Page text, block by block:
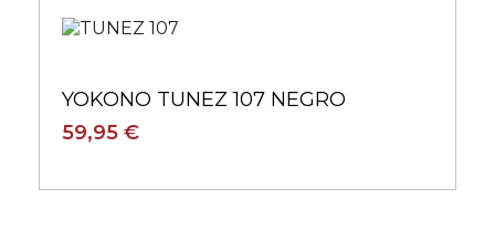
YOKONO TUNEZ 107 NEGRO
59,95 €